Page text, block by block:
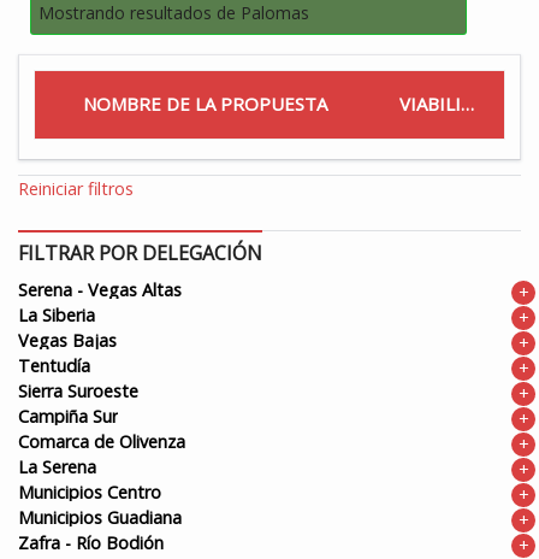
Mostrando resultados de Palomas
NOMBRE DE LA PROPUESTA VIABILIDAD
Reiniciar filtros
FILTRAR POR DELEGACIÓN